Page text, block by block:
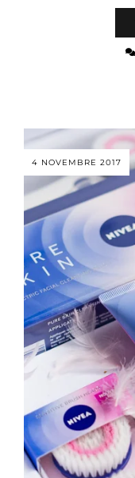
4 NOVEMBRE 2017